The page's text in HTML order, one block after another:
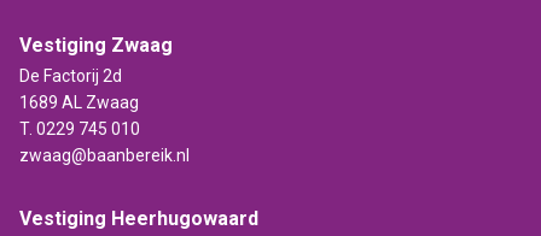
Vestiging Zwaag
De Factorij 2d
1689 AL Zwaag
T. 0229 745 010
zwaag@baanbereik.nl
Vestiging Heerhugowaard